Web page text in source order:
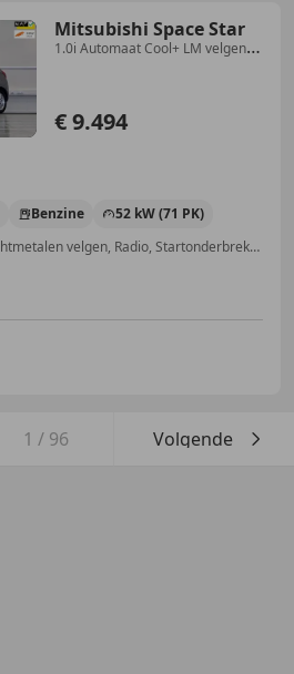
Mitsubishi Space Star
1.0i Automaat Cool+ LM velgen
€ 9.494
Benzine
52 kW (71 PK)
Met onderhoudshistorie, Lichtmetalen velgen, Radio, Startonderbreker, Airconditioning, Elektrisch verstelbare buitenspiegels, Centrale deurvergrendeling met afstandsbediening, Bandenspanningscontrole
1 / 96 Volgende